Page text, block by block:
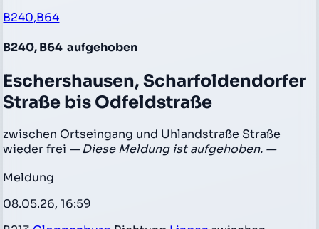
B240,B64
B240, B64 aufgehoben
Eschershausen, Scharfoldendorfer
Straße bis Odfeldstraße
zwischen Ortseingang und Uhlandstraße Straße
wieder frei — Diese Meldung ist aufgehoben. —
Meldung
08.05.26, 16:59